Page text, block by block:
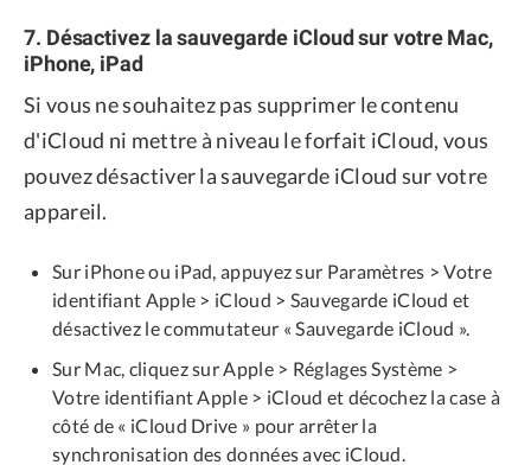
7. Désactivez la sauvegarde iCloud sur votre Mac,
iPhone, iPad
Si vous ne souhaitez pas supprimer le contenu
d'iCloud ni mettre à niveau le forfait iCloud, vous
pouvez désactiver la sauvegarde iCloud sur votre
appareil.
Sur iPhone ou iPad, appuyez sur Paramètres > Votre
identifiant Apple > iCloud > Sauvegarde iCloud et
désactivez le commutateur « Sauvegarde iCloud ».
Sur Mac, cliquez sur Apple > Réglages Système >
Votre identifiant Apple > iCloud et décochez la case à
côté de « iCloud Drive » pour arrêter la
synchronisation des données avec iCloud.